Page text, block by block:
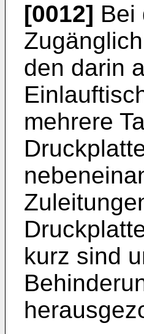
[0012] Bei
den darin
mehrere
kurz sind